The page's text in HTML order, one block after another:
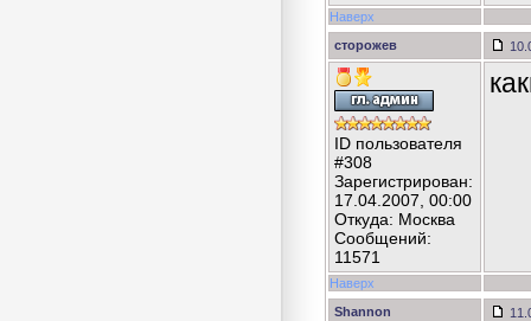
Наверх
сторожев
ID пользователя
#308
Зарегистрирован:
17.04.2007, 00:00
Откуда: Москва
Сообщений:
11571
Наверх
Shannon